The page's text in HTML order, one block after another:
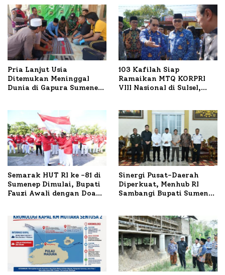
Pria Lanjut Usia
Ditemukan Meninggal
Dunia di Gapura Sumenep,
103 Kafilah Siap
Ramaikan MTQ KORPRI
VIII Nasional di Sulsel,
Semarak HUT RI ke -81 di
Sumenep Dimulai, Bupati
Fauzi Awali dengan Doa
Sinergi Pusat-Daerah
Diperkuat, Menhub RI
Sambangi Bupati Sumenep